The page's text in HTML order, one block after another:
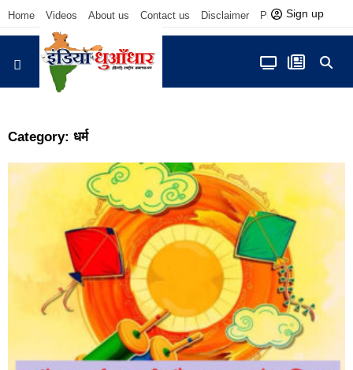
Home Videos About us Contact us Disclaimer Privacy Policy
Sign up
Category: धर्म